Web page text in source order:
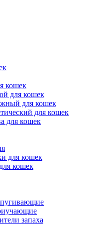
кошек
для кошек
для кошек
для кошек
для кошек
для кошек
кошек
запаха